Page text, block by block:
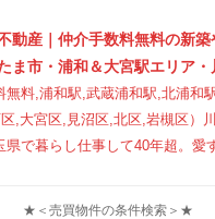
動産｜仲介手数料無料の新
ま市・浦和＆大宮駅エリア
無料,浦和駅,武蔵浦和駅,北浦和
,大宮区,見沼区,北区,岩槻区）
県で暮らし仕事して40年超。愛
★＜売買物件の条件検索＞★